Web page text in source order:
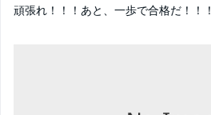
頑張れ！！！あと、一歩で合格だ！！！